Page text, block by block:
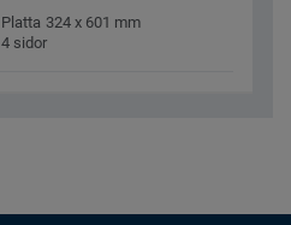
Platta 324 x 601 mm
4 sidor